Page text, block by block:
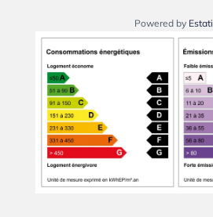
Powered by